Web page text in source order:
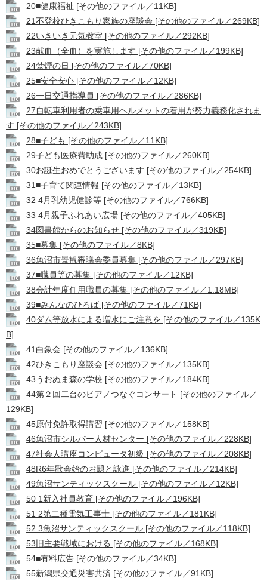
20■健康福祉 [その他のファイル／11KB]
21不登校ひきこもり家族の座談会 [その他のファイル／269KB]
22いきいき元気教室 [その他のファイル／292KB]
23献血（全血）を実施します [その他のファイル／199KB]
24禁煙の日 [その他のファイル／70KB]
25■安全安心 [その他のファイル／12KB]
26一日交通指導員 [その他のファイル／286KB]
27自転車利用者の乗車用ヘルメットの着用が努力義務化されま
す [その他のファイル／243KB]
28■子ども [その他のファイル／11KB]
29子ども医療費助成 [その他のファイル／260KB]
30お誕生おめでとうございます [その他のファイル／254KB]
31■子育て関連情報 [その他のファイル／13KB]
32 4月乳幼児健診等 [その他のファイル／766KB]
33 4月親子ふれあい広場 [その他のファイル／405KB]
34図書館からのお知らせ [その他のファイル／319KB]
35■募集 [その他のファイル／8KB]
36魚沼市景観審議会委員募集 [その他のファイル／297KB]
37■職員等の募集 [その他のファイル／12KB]
38会計年度任用職員の募集 [その他のファイル／1.18MB]
39■みんなのひろば [その他のファイル／71KB]
40ダム等放水による増水にご注意を [その他のファイル／135K
B]
41白象会 [その他のファイル／136KB]
42ひきこもり座談会 [その他のファイル／135KB]
43うおぬま森の学校 [その他のファイル／184KB]
44第２回二台のピアノつなぐコンサート [その他のファイル／
129KB]
45原付免許取得講習 [その他のファイル／158KB]
46魚沼市シルバー人材センター [その他のファイル／228KB]
47社会人講座コンピュータ初級 [その他のファイル／208KB]
48R6年歌会始のお題と詠進 [その他のファイル／214KB]
49魚沼サンティックスクール [その他のファイル／12KB]
50 1新入社員教育 [その他のファイル／196KB]
51 2第二種電気工事士 [その他のファイル／181KB]
52 3魚沼サンティックスクール [その他のファイル／118KB]
53旧主要戦域における [その他のファイル／168KB]
54■有料広告 [その他のファイル／34KB]
55新潟県交通災害共済 [その他のファイル／91KB]